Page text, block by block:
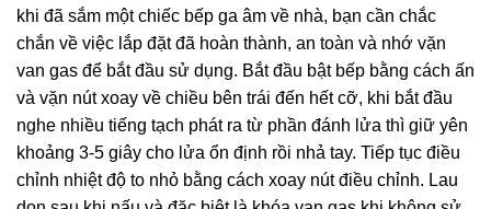
khi đã sắm một chiếc bếp ga âm về nhà, bạn cần chắc
chắn về việc lắp đặt đã hoàn thành, an toàn và nhớ vặn
van gas để bắt đầu sử dụng. Bắt đầu bật bếp bằng cách ấn
và vặn nút xoay về chiều bên trái đến hết cỡ, khi bắt đầu
nghe nhiều tiếng tạch phát ra từ phần đánh lửa thì giữ yên
khoảng 3-5 giây cho lửa ổn định rồi nhả tay. Tiếp tục điều
chỉnh nhiệt độ to nhỏ bằng cách xoay nút điều chỉnh. Lau